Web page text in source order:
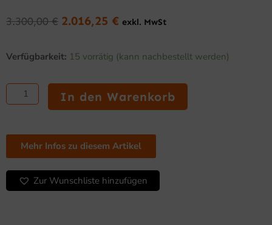
3.300,00€ Ursprünglicher
war:
3.300,00 €
2.016,25 € Aktueller
ist:
exkl. MwSt
Verfügbarkeit: 15 vorrätig (kann nachbestellt werden)
mit
Glastüren,
920
In den Warenkorb
Mehr Infos zu diesem Artikel
Zur Wunschliste hinzufügen